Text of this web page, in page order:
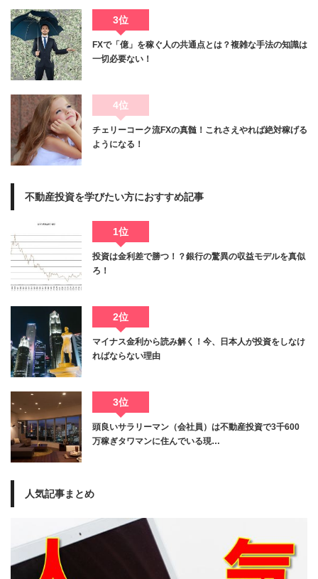
3位
FXで「億」を稼ぐ人の共通点とは？複雑な手法の知識は
一切必要ない！
4位
チェリーコーク流FXの真髄！これさえやれば絶対稼げる
ようになる！
不動産投資を学びたい方におすすめ記事
1位
投資は金利差で勝つ！？銀行の驚異の収益モデルを真似
ろ！
2位
マイナス金利から読み解く！今、日本人が投資をしなけ
ればならない理由
3位
頭良いサラリーマン（会社員）は不動産投資で3千600
万稼ぎタワマンに住んでいる現…
人気記事まとめ